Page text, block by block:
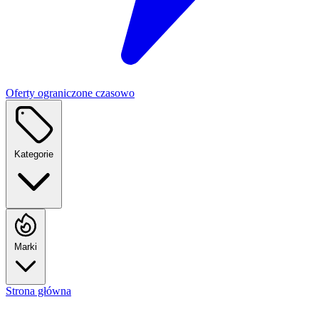
Oferty ograniczone czasowo
Kategorie
Marki
Strona główna